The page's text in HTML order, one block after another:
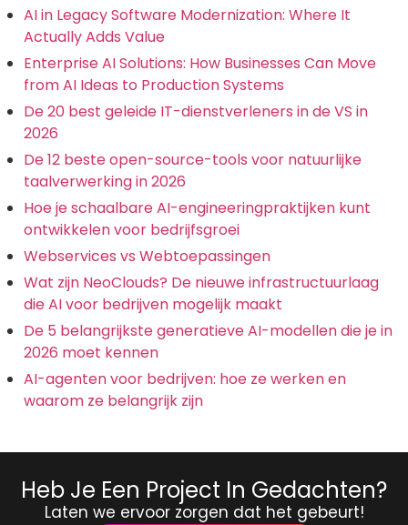
AI in Legacy Software Modernization: Where It
Actually Adds Value
Enterprise AI Solutions: How Businesses Can Move
from AI Ideas to Production Systems
De 20 best geleide IT-dienstverleners in de VS in
2026
De 12 beste open-source-tools voor natuurlijke
taalverwerking in 2026
Hoe je schaalbare AI-engineeringpraktijken kunt
ontwikkelen voor bedrijfsgroei
Webservices vs Webtoepassingen
Wat zijn NeoClouds? De nieuwe infrastructuurlaag
die AI voor bedrijven mogelijk maakt
De 5 belangrijkste generatieve AI-modellen die je in
2026 moet kennen
AI-agenten voor bedrijven: hoe ze werken en
waarom ze belangrijk zijn
Heb Je Een Project In Gedachten?
Laten we ervoor zorgen dat het gebeurt!